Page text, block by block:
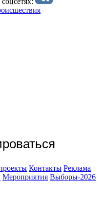
Контакты Реклама
Мероприятия Выборы-2026